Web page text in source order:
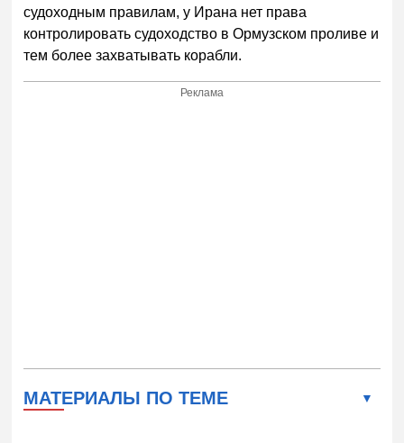
судоходным правилам, у Ирана нет права
контролировать судоходство в Ормузском проливе и
тем более захватывать корабли.
Реклама
МАТЕРИАЛЫ ПО ТЕМЕ